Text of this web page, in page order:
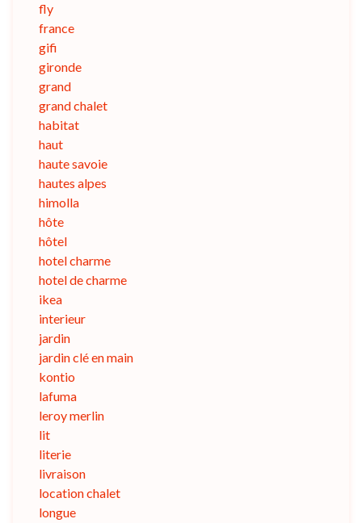
fly
france
gifi
gironde
grand
grand chalet
habitat
haut
haute savoie
hautes alpes
himolla
hôte
hôtel
hotel charme
hotel de charme
ikea
interieur
jardin
jardin clé en main
kontio
lafuma
leroy merlin
lit
literie
livraison
location chalet
longue